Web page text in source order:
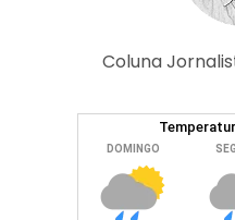
Coluna